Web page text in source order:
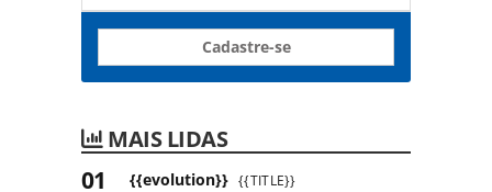
Cadastre-se
MAIS LIDAS
{{evolution}} {{TITLE}}